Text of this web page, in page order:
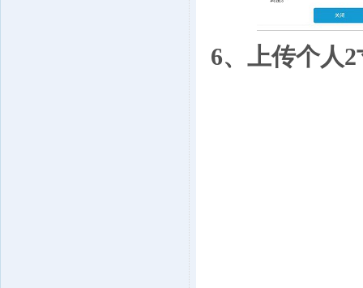
6、上传个人